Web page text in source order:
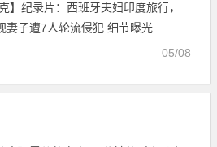
克】纪录片：西班牙夫妇印度旅行，
妻子遭7人轮流侵犯 细节曝光
05/08